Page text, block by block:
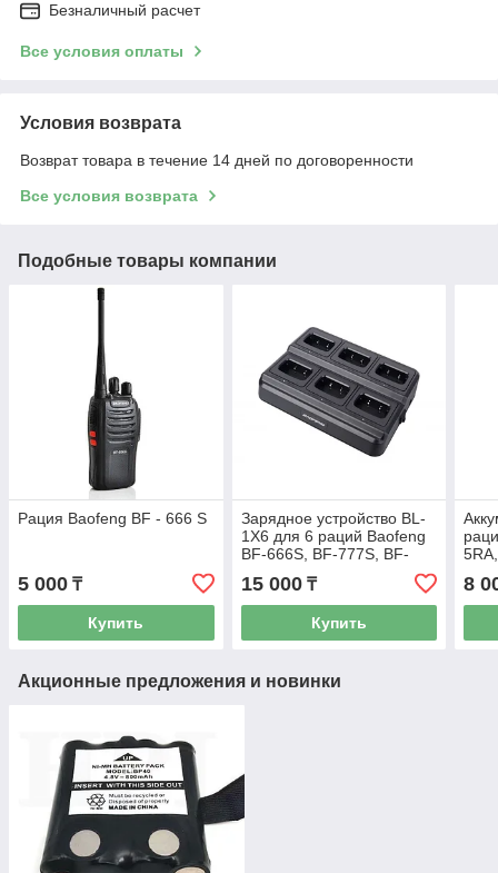
Безналичный расчет
Все условия оплаты
Условия возврата
Возврат товара в течение 14 дней по договоренности
Все условия возврата
Подобные товары компании
Рация Baofeng BF - 666 S
5 000 ₸
Купить
Зарядное устройство BL-
1X6 для 6 раций Baofeng
BF-666S, BF-777S, BF-
15 000₸
Купить
8
Акционные предложения и новинки